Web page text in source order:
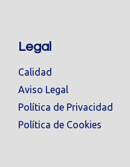
Legal
Calidad
Aviso Legal
Política de Privacidad
Política de Cookies